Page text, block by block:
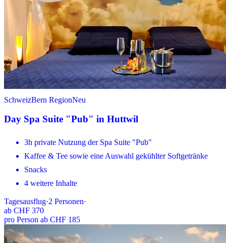
SchweizBern RegionNeu
Day Spa Suite "Pub" in Huttwil
3h private Nutzung der Spa Suite "Pub"
Kaffee & Tee sowie eine Auswahl gekühlter Softgetränke
Snacks
4 weitere Inhalte
Tagesausflug·2 Personen·
ab CHF 370
pro Person ab CHF 185